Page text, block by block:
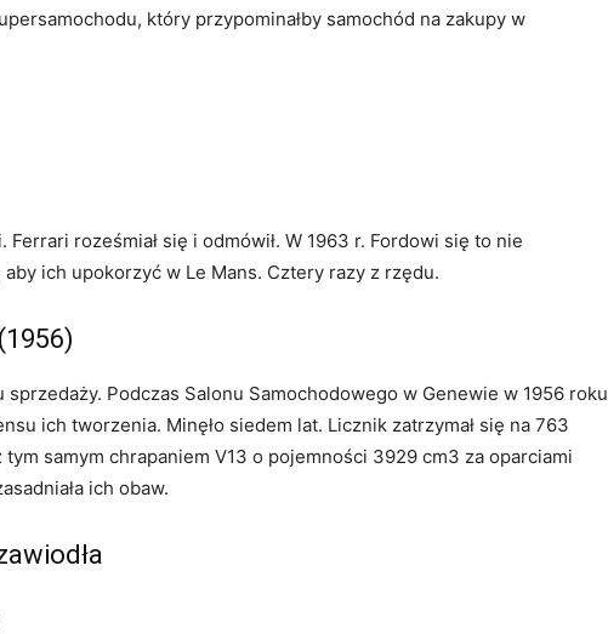
który przypominałby samochód na zakupy w
Ferrari roześmiał się i odmówił. W 1963 r. Fordowi się to nie
aby ich upokorzyć w Le Mans. Cztery razy z rzędu.
Podczas Salonu Samochodowego w Genewie w 1956 roku
ich tworzenia. Minęło siedem lat. Licznik zatrzymał się na 763
samym chrapaniem V13 o pojemności 3929 cm3 za oparciami
ich obaw.